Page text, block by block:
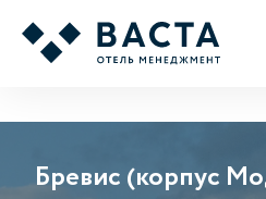
Бревис (корпус